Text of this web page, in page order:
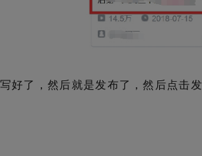
好了，然后就是发布了，然后点击